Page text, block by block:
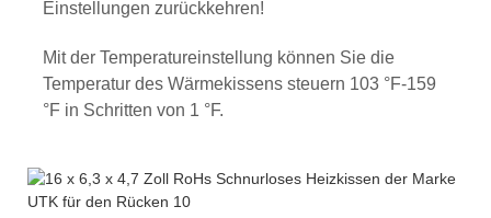
Einstellungen zurückkehren!
Mit der Temperatureinstellung können Sie die
Temperatur des Wärmekissens steuern 103 °F-159
°F in Schritten von 1 °F.